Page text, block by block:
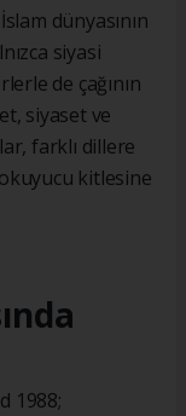
dünyasının
siyasi
de çağının
siyaset ve
farklı dillere
kitlesine
1988;